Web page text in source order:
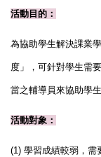
活動目的：
為協助學生解決課業
度 」 ，可針對學生需
當之輔導員來協助學
活動對象 ：
(1) 學習成績較弱，需